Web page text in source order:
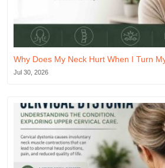
Why Does My Neck Hurt When I Turn
Jul 30, 2026